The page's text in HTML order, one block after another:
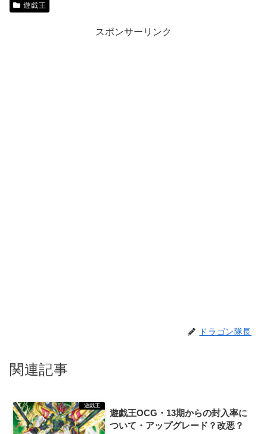
遊戯王
スポンサーリンク
ドラゴン隊長
関連記事
遊戯王
遊戯王OCG・13期からの封入率に
ついて・アップグレード？改悪？